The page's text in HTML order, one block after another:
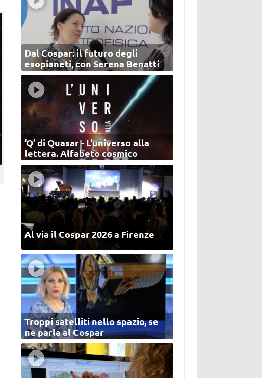
Dal Cospar: il futuro degli
esopianeti, con Serena Benatti
‘Q’ di Quasar - L'universo alla
lettera. Alfabeto cosmico
Al via il Cospar 2026 a Firenze
Troppi satelliti nello spazio, se
ne parla al Cospar